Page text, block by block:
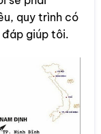
quy trình có
giúp tôi.